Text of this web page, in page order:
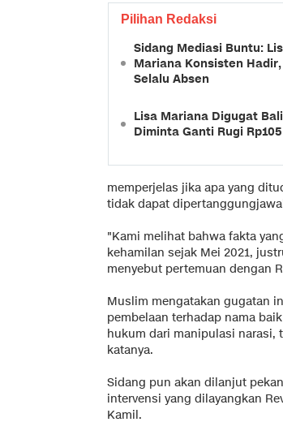
Pilihan Redaksi
Sidang Mediasi Buntu:
Mariana Konsisten Hadir,
Selalu Absen
Lisa Mariana Digugat
Diminta Ganti Rugi
memperjelas jika apa yang
tidak dapat
"Kami melihat bahwa fakta
kehamilan sejak Mei 2021,
menyebut pertemuan dengan
Muslim mengatakan gugatan
pembelaan terhadap nama
hukum dari manipulasi narasi,
katanya.
Sidang pun akan dilanjut
intervensi yang dilayangkan
Kamil.